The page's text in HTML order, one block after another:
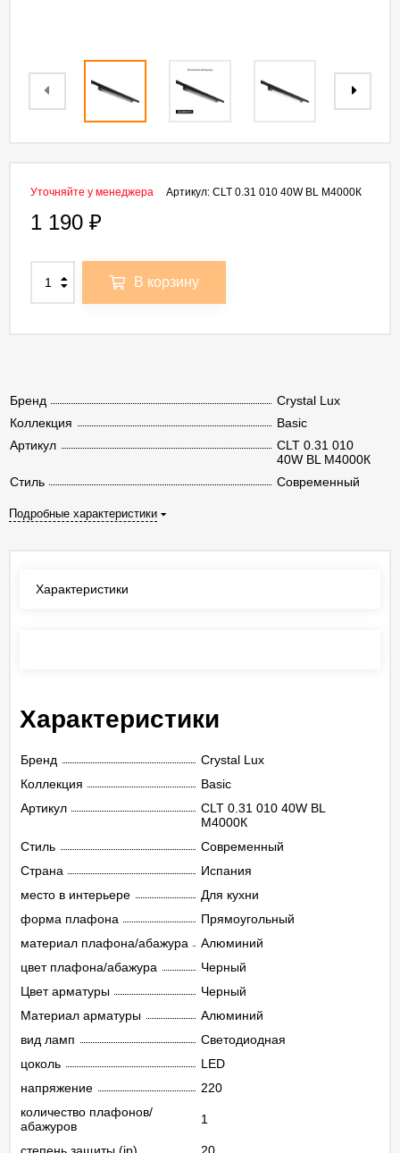
Бренд
Crystal Lux
Коллекция
Basic
Артикул
CLT 0.31 010
40W BL M4000К
Стиль
Современный
Подробные характеристики
Артикул: CLT 0.31 010 40W BL M4000К
Уточняйте у менеджера
1 190 ₽
В корзину
Характеристики
Характеристики
Бренд
Crystal Lux
Коллекция
Basic
Артикул
CLT 0.31 010 40W BL
M4000К
Стиль
Современный
Страна
Испания
место в интерьере
Для кухни
форма плафона
Прямоугольный
материал плафона/абажура
Алюминий
цвет плафона/абажура
Черный
Цвет арматуры
Черный
Материал арматуры
Алюминий
вид ламп
Светодиодная
цоколь
LED
напряжение
220
количество плафонов/
абажуров
1